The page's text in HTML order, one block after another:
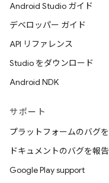
Android Studio ガイド
デベロッパー ガイド
API リファレンス
Studio をダウンロード
Android NDK
サポート
プラットフォームのバグ
ドキュメントのバグを報告
Google Play support